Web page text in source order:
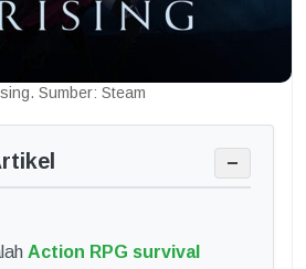
Sumber: Steam
−
Action RPG survival